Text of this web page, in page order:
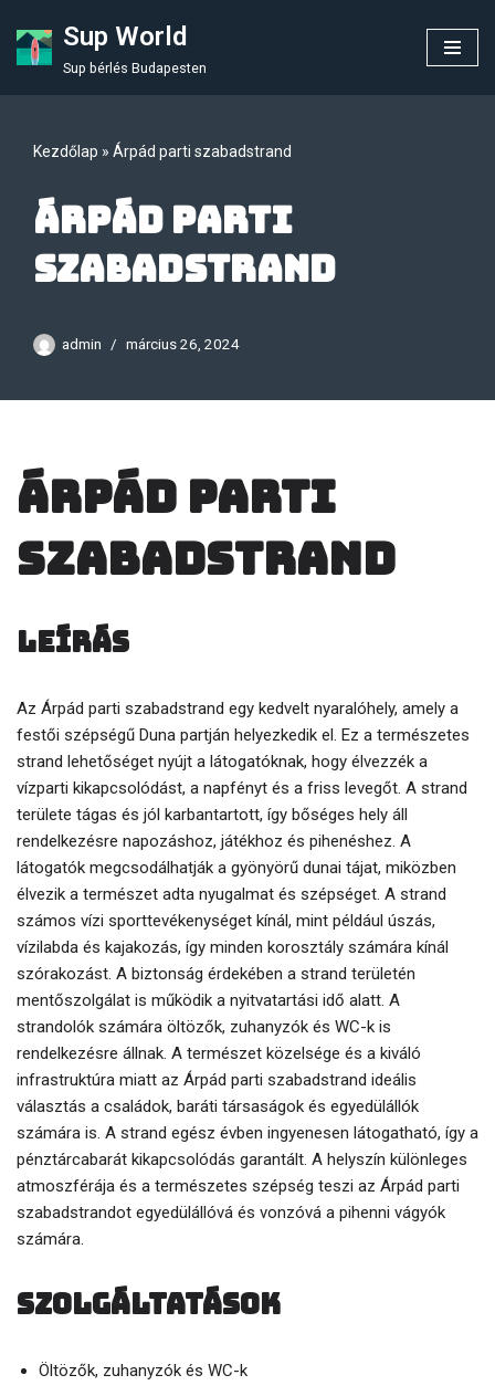
Skip
Sup World
Sup bérlés Budapesten
Kezdőlap » Árpád parti szabadstrand
Árpád parti
szabadstrand
admin március 26, 2024
Árpád parti
szabadstrand
Leírás
Az Árpád parti szabadstrand egy kedvelt nyaralóhely, amely a
festői szépségű Duna partján helyezkedik el. Ez a természetes
strand lehetőséget nyújt a látogatóknak, hogy élvezzék a
vízparti kikapcsolódást, a napfényt és a friss levegőt. A strand
területe tágas és jól karbantartott, így bőséges hely áll
rendelkezésre napozáshoz, játékhoz és pihenéshez. A
látogatók megcsodálhatják a gyönyörű dunai tájat, miközben
élvezik a természet adta nyugalmat és szépséget. A strand
számos vízi sporttevékenységet kínál, mint például úszás,
vízilabda és kajakozás, így minden korosztály számára kínál
szórakozást. A biztonság érdekében a strand területén
mentőszolgálat is működik a nyitvatartási idő alatt. A
strandolók számára öltözők, zuhanyzók és WC-k is
rendelkezésre állnak. A természet közelsége és a kiváló
infrastruktúra miatt az Árpád parti szabadstrand ideális
választás a családok, baráti társaságok és egyedülállók
számára is. A strand egész évben ingyenesen látogatható, így a
pénztárcabarát kikapcsolódás garantált. A helyszín különleges
atmoszférája és a természetes szépség teszi az Árpád parti
szabadstrandot egyedülállóvá és vonzóvá a pihenni vágyók
számára.
Szolgáltatások
Öltözők, zuhanyzók és WC-k